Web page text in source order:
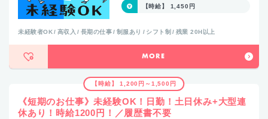
【時給】 1,450円
未経験者OK 高収入 長期の仕事 制服あり シフト制 残業 20H以上
MORE
【時給】 1,200円～1,500円
《短期のお仕事》未経験OK！日勤！土日休み+大型連
休あり！時給1200円！／履歴書不要